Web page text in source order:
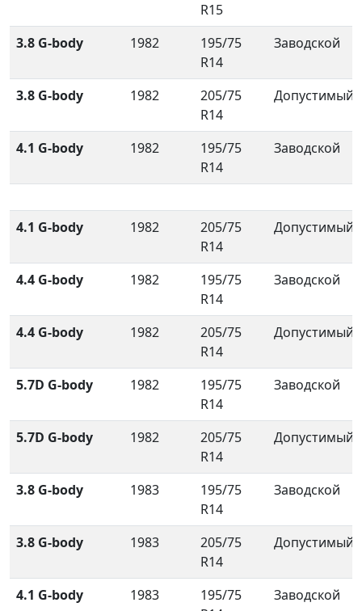
R15
3.8 G-body 1982
195/75
R14
Заводской
3.8 G-body 1982
205/75
R14
Допустимый
4.1 G-body 1982
195/75
R14
Заводской
4.1 G-body 1982
205/75
R14
Допустимый
4.4 G-body 1982
195/75
R14
Заводской
4.4 G-body 1982
205/75
R14
Допустимый
5.7D G-body 1982
195/75
R14
Заводской
5.7D G-body 1982
205/75
R14
Допустимый
3.8 G-body 1983
195/75
R14
Заводской
3.8 G-body 1983
205/75
R14
Допустимый
4.1 G-body 1983
195/75
Заводской